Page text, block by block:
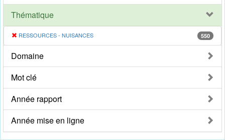
Thématique
RESSOURCES - NUISANCES 550
Domaine
Mot clé
Année rapport
Année mise en ligne